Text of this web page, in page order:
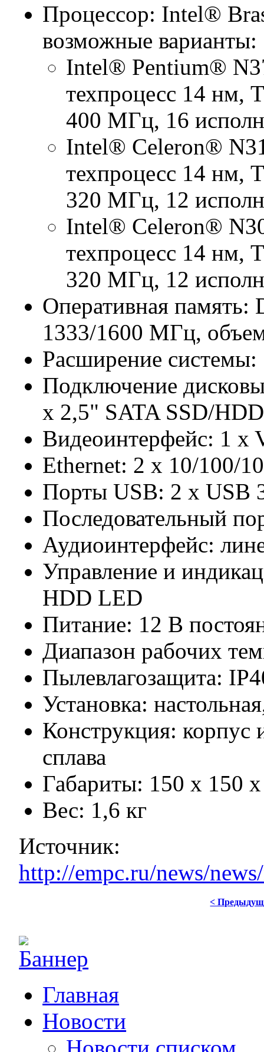
Процессор: Intel®
возможные варианты:
Intel® Pentium®
техпроцесс 14 нм,
400 МГц, 16
Intel® Celeron®
техпроцесс 14 нм,
320 МГц, 12
Intel® Celeron®
техпроцесс 14 нм,
320 МГц, 12
Оперативная
1333/1600 МГц,
Расширение
Подключение
x 2,5" SATA SSD/HDD
Видеоинтерфейс: 1 x
Ethernet: 2 x 10/100/
Порты USB: 2 x USB
Последовательный
Аудиоинтерфейс:
Управление и
HDD LED
Питание: 12 В
Диапазон рабочих
Пылевлагозащита:
Установка:
Конструкция: корпус
сплава
Габариты: 150 x 150
Вес: 1,6 кг
Источник:
http://empc.ru/news/
<
Главная
Новости